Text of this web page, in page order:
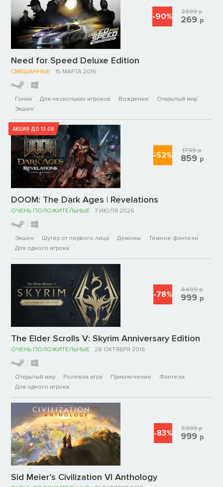
Need for Speed Deluxe Edition
СМЕШАННЫЕ 15 МАРТА 2016
Гонки Для нескольких игроков Вождение
Открытый мир
Экшен
-90% 2699р
269 р
АКЦИЯ ДО 13.08
DOOM: The Dark Ages | Revelations
ОЧЕНЬ ПОЛОЖИТЕЛЬНЫЕ 7 ИЮЛЯ 2026
Экшен Шутер от первого лица Демоны
Тёмное фэнтези
Для одного игрока
-52% 1799р
859 р
The Elder Scrolls V: Skyrim Anniversary Edition
ОЧЕНЬ ПОЛОЖИТЕЛЬНЫЕ 28 ОКТЯБРЯ 2016
Открытый мир Ролевая игра Приключение
Фэнтези
Для одного игрока
-78% 4499р
999 р
Sid Meier’s Civilization VI Anthology
-83% 5999р
999 р